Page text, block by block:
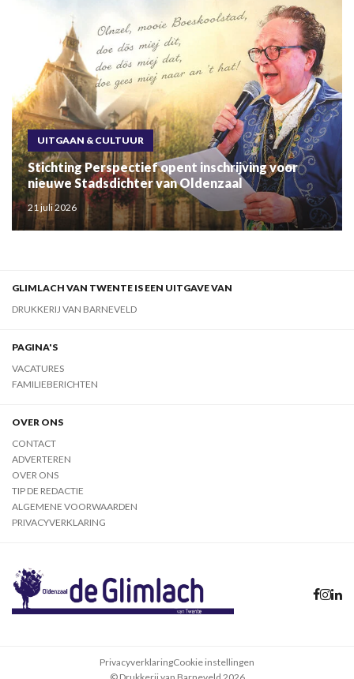
UITGAAN & CULTUUR
Stichting Perspectief opent inschrijving voor
nieuwe Stadsdichter van Oldenzaal
21 juli 2026
GLIMLACH VAN TWENTE IS EEN UITGAVE VAN
DRUKKERIJ VAN BARNEVELD
PAGINA'S
VACATURES
FAMILIEBERICHTEN
OVER ONS
CONTACT
ADVERTEREN
OVER ONS
TIP DE REDACTIE
ALGEMENE VOORWAARDEN
PRIVACYVERKLARING
PrivacyverklaringCookie instellingen